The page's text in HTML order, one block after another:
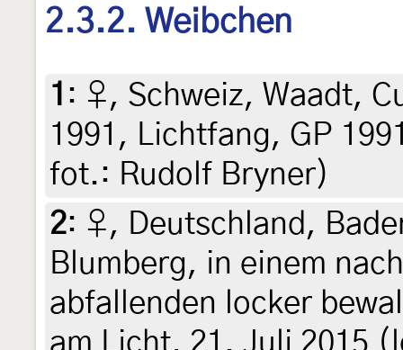
2.3.2. Weibchen
1 : ♀, Schweiz, Waadt,
1991, Lichtfang, GP
fot.: Rudolf Bryner)
2: ♀, Deutschland,
Blumberg, in einem
abfallenden locker
am Licht, 21. Juli 2015